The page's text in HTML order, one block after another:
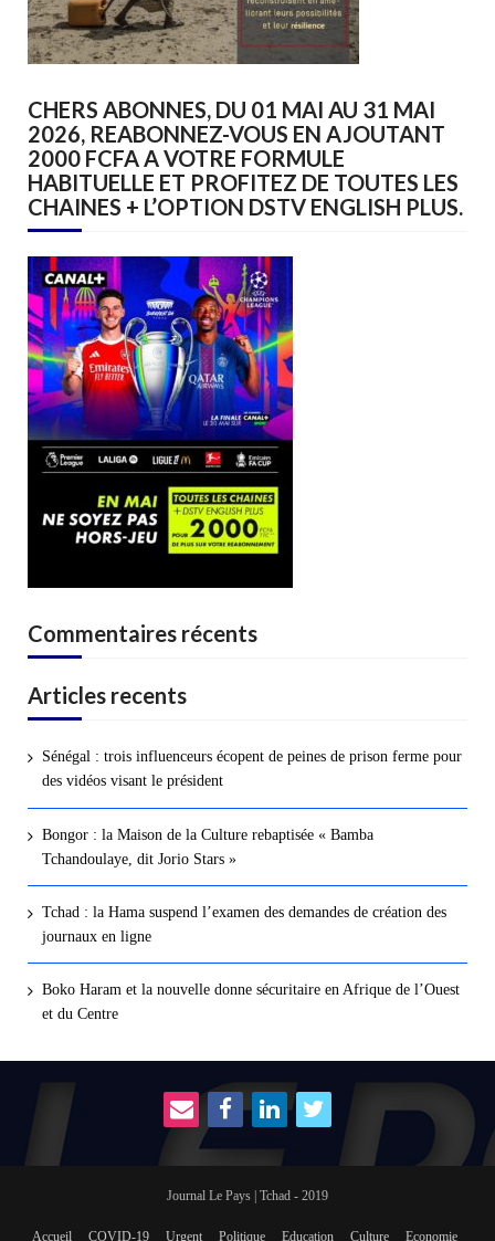
CHERS ABONNES, DU 01 MAI AU 31 MAI
2026, REABONNEZ-VOUS EN AJOUTANT
2000 FCFA A VOTRE FORMULE
HABITUELLE ET PROFITEZ DE TOUTES LES
CHAINES + L’OPTION DSTV ENGLISH PLUS.
Commentaires récents
Articles recents
Sénégal : trois influenceurs écopent de peines de prison ferme pour
des vidéos visant le président
Bongor : la Maison de la Culture rebaptisée « Bamba
Tchandoulaye, dit Jorio Stars »
Tchad : la Hama suspend l’examen des demandes de création des
journaux en ligne
Boko Haram et la nouvelle donne sécuritaire en Afrique de l’Ouest
et du Centre
Journal Le Pays | Tchad - 2019
Accueil COVID-19 Urgent Politique Education Culture Economie